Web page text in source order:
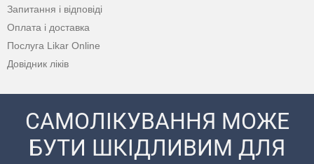
Запитання і відповіді
Оплата і доставка
Послуга Likar Online
Довідник ліків
САМОЛІКУВАННЯ МОЖЕ
БУТИ ШКІДЛИВИМ ДЛЯ